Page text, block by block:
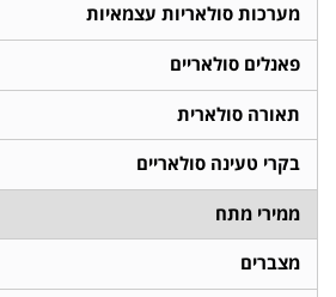
מערכות סולאריות עצמאיות
פאנלים סולאריים
תאורה סולארית
בקרי טעינה סולאריים
ממירי מתח
מצברים